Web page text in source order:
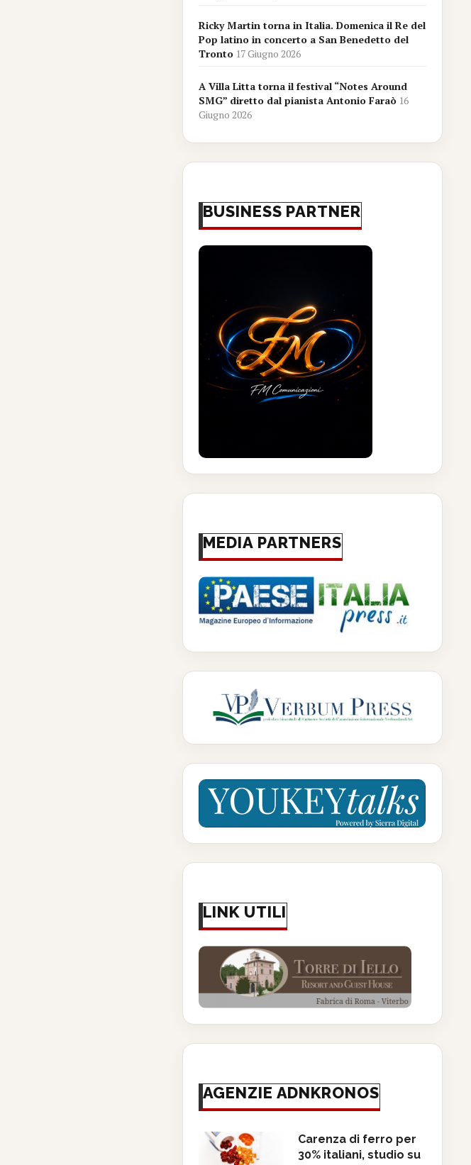
Ricky Martin torna in Italia. Domenica il Re del
Pop latino in concerto a San Benedetto del
Tronto 17 Giugno 2026
A Villa Litta torna il festival “Notes Around
SMG” diretto dal pianista Antonio Faraò 16
Giugno 2026
BUSINESS PARTNER
MEDIA PARTNERS
LINK UTILI
AGENZIE ADNKRONOS
Carenza di ferro per
30% italiani, studio su